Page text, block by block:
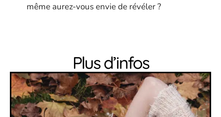
même aurez-vous envie de révéler ?
Plus d’infos